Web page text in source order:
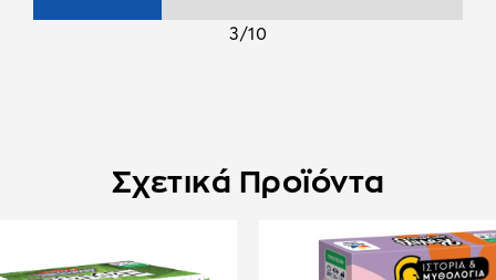
3/10
Σχετικά Προϊόντα